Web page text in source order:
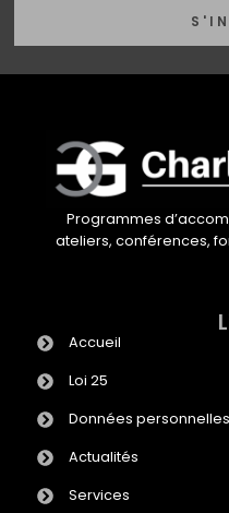
Programmes
ateliers, conférences,
Accueil
Loi 25
Données personnelles
Actualités
Services